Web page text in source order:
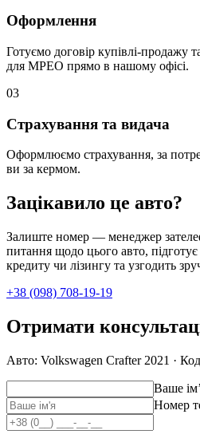
Оформлення
Готуємо договір купівлі-продажу
для МРЕО прямо в нашому офісі.
03
Страхування та видача
Оформлюємо страхування, за
ви за кермом.
Зацікавило це авто?
Залиште номер — менеджер
питання щодо цього авто,
кредиту чи лізингу та узгодить
+38 (098) 708-19-19
Отримати
Авто: Volkswagen Crafter 2021 ·
Ваше
Номер